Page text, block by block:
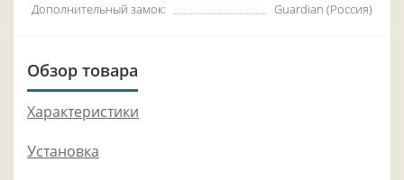
Дополнительный замок:
Guardian (Россия)
Обзор товара
Характеристики
Установка